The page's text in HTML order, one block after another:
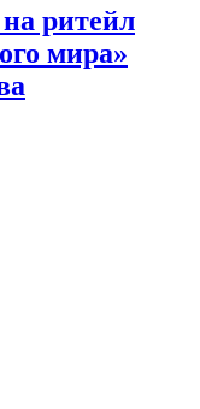
ритейл
мира»